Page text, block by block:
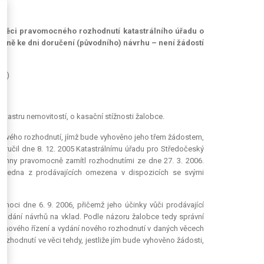
pravomocného rozhodnutí katastrálního úřadu o
ke dni doručení (původního) návrhu – není žádostí
nemovitostí, o kasační stížnosti žalobce.
rozhodnutí, jímž bude vyhověno jeho třem žádostem,
dne 8. 12. 2005 Katastrálnímu úřadu pro Středočeský
pravomocně zamítl rozhodnutími ze dne 27. 3. 2006.
jedna z prodávajících omezena v dispozicích se svými
moci dne 6. 9. 2006, přičemž jeho účinky vůči prodávající
návrhů na vklad. Podle názoru žalobce tedy správní
řízení a vydání nového rozhodnutí v daných věcech
ve věci tehdy, jestliže jím bude vyhověno žádosti,